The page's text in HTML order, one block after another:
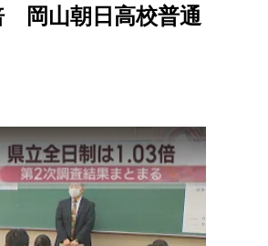
岡山朝日高校普通